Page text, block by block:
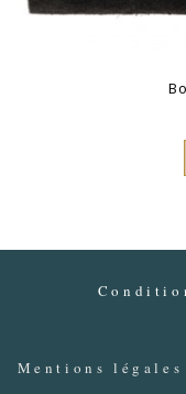
Mentions